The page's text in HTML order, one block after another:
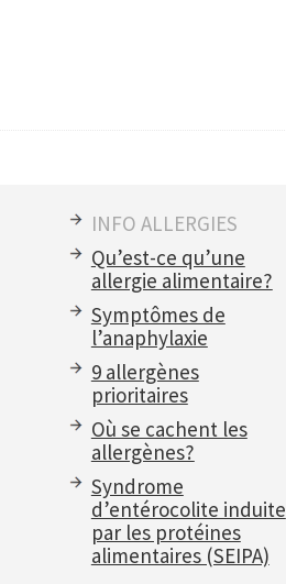
INFO ALLERGIES
Qu’est-ce qu’une
allergie alimentaire?
Symptômes de
l’anaphylaxie
9 allergènes
prioritaires
Où se cachent les
allergènes?
Syndrome
d’entérocolite induite
par les protéines
alimentaires (SEIPA)